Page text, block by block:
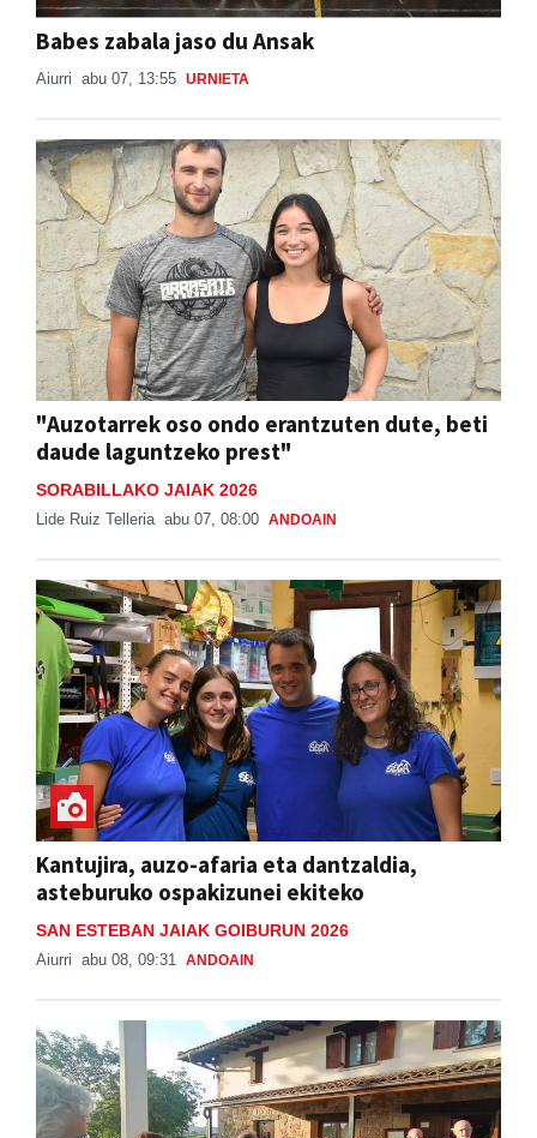
Babes zabala jaso du Ansak
Aiurri abu 07, 13:55 URNIETA
"Auzotarrek oso ondo erantzuten dute, beti
daude laguntzeko prest"
SORABILLAKO JAIAK 2026
Lide Ruiz Telleria abu 07, 08:00 ANDOAIN
Kantujira, auzo-afaria eta dantzaldia,
asteburuko ospakizunei ekiteko
SAN ESTEBAN JAIAK GOIBURUN 2026
Aiurri abu 08, 09:31 ANDOAIN